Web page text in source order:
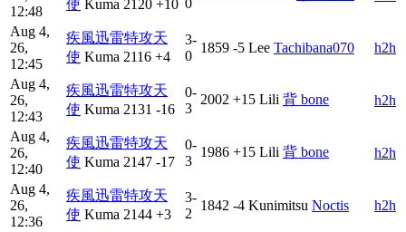
12:48
使 Kuma 2120 +10
Aug 4,
26,
12:45
疾風迅雷特攻天
使 Kuma 2116 +4
3-
0
1859 -5 Lee Tachibana070 h2h
Aug 4,
26,
12:43
疾風迅雷特攻天
使 Kuma 2131 -16
0-
3
2002 +15 Lili 背 bone h2h
Aug 4,
26,
12:40
疾風迅雷特攻天
使 Kuma 2147 -17
0-
3
1986 +15 Lili 背 bone h2h
Aug 4,
26,
12:36
疾風迅雷特攻天
使 Kuma 2144 +3
3-
2
1842 -4 Kunimitsu Noctis h2h